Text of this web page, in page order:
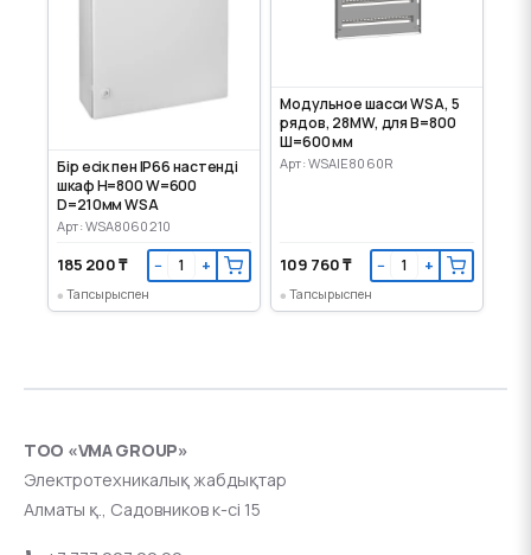
Бір есік пен IP66 настенді
шкаф H=800 W=600
D=210мм WSA
Арт: WSA8060210
185 200 ₸ − +
Тапсырыспен
Модульное шасси WSA, 5
рядов, 28MW, для В=800
Ш=600 мм
Арт: WSAIE8060R
109 760 ₸ − +
Тапсырыспен
ТОО «VMA GROUP»
Электротехникалық жабдықтар
Алматы қ., Садовников к-сі 15